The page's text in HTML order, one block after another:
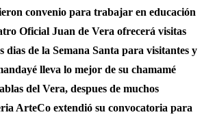
convenio para trabajar en educación
Oficial Juan de Vera ofrecerá visitas
dias de la Semana Santa para visitantes y
lleva lo mejor de su chamamé
del Vera, despues de muchos
ArteCo extendió su convocatoria para